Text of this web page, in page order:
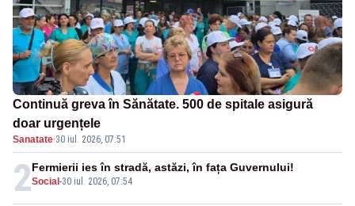
Continuă greva în Sănătate. 500 de spitale asigură
doar urgențele
Sanatate·30 iul. 2026, 07:51
2Social -30 iul. 2026, 07:54
Fermierii ies în stradă, astăzi, în fața Guvernului!